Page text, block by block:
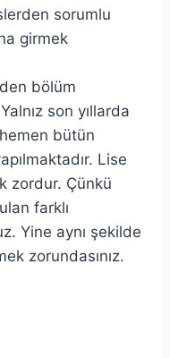
sorumlu
girmek
bölüm
son yıllarda
bütün
Lise
zordur. Çünkü
farklı
Yine aynı şekilde
zorundasınız.